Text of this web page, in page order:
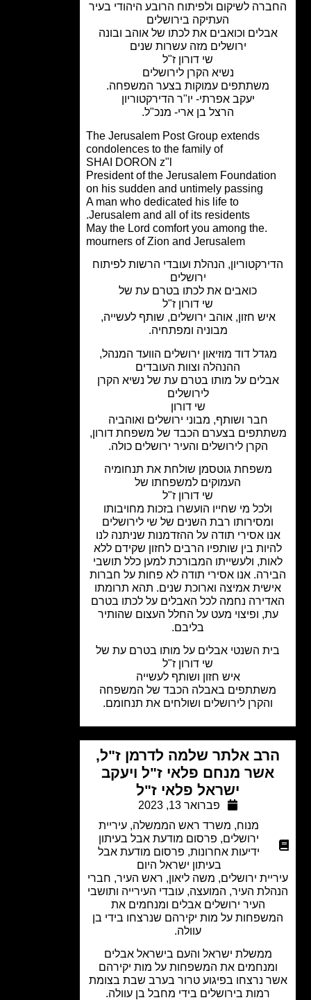
לשיקום ולפיתוח הרובע היהודי בעיר
העתיקה בירושלים
וכואבים את לכתושל אוהב ובונה
ירושלים מזה עשרות שנים
שי דורון ז"ל
נשיא הקרן לירושלים
משתתפים עמוקות בצער המשפחה.
יעקב אפרתי- יו"ר הדירקטוריון
הרצל בן ארי- מנכ"ל.
The Jerusalem Post Group extends
condolences to the family of
SHAI DORON z"l
President of the Jerusalem
on his sudden and untimely passing
A man who dedicated his life to
Jerusalem and all of its residents.
.May the Lord comfort you among the
mourners of Zion and Jerusalem
הנהלת ועובדי הרשות לפיתוח
כואבים את לכתו בטרם עת של
שי דורון ז"ל
איש חזון, אוהב ירושלים, שותף לעשייה,
מבוניה ומפתחיה.
דוד מוזיאון ירושלים הוועד המנהל,
ההנהלה וצוות העובדים
על מותו בטרם עת של נשיא הקרן
לירושלים
חבר ושותף, מבוני ירושלים ואוהביה
בצערם הכבד של משפחת דורון,
הקרן לירושלים והעיר ירושלים כולה.
משפחת גוטסמן שולחת את תנחומיה
העמוקים למשפחתו של
שי דורון ז"ל
ולכל מי שחייו הועשרו בזכות מחויבותו
ומסירותו רבת השנים של שי לירושלים
אסירי תודה על ההזדמנות שניתנה לנו
בין שותפיו הרבים לחזון שקידם ללא
ולעשייתו המבורכת למען כלל תושבי
אנו אסירי תודה לא פחות על חברות
אמיצה וארוכת שנים. תהא תרומתו
נחמה לכל האבלים על לכתו בטרם
ופיצוי מעט על החלל העצום שהותיר
השנטיאבלים על מותו בטרם עת של
שי דורון ז"ל
איש חזון ושותף לעשייה
באבלה הכבד של המשפחה
והקרן לירושלים ושולחים את תנחומם.
אלתר שלמה לדרמן ז"ל,
אשר מנחם פלאי ז"ל ויעקב
ישראל פלאי ז"ל
פברואר 13, 2023
משרד ראש הממשלה,עיריית
ירושלים ,פרסום מודעת אבל בעיתון
ידיעות אחרונות,פרסום מודעת אבל
בעיתון ישראל היום
ירושלים, משה ליאון, ראש העיר, חברי
העיר, המועצה, עובדי העירייה ותושבי
העיר ירושלים אבלים ומנחמים את
על מות יקירהם שנרצחו בידי בן
ממשלת ישראל והעם בישראל אבלים
את המשפחות על מות יקירהם
נרצחו בפיגוע טרור בערב שבת בצומת
רמות בירושלים בידי מחבל בן עוולה.